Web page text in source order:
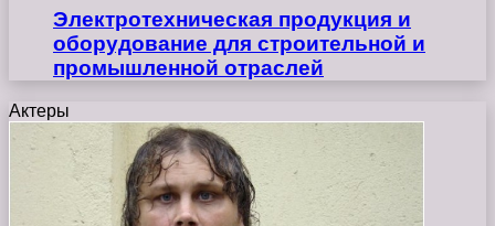
Электротехническая продукция и
оборудование для строительной и
промышленной отраслей
Актеры